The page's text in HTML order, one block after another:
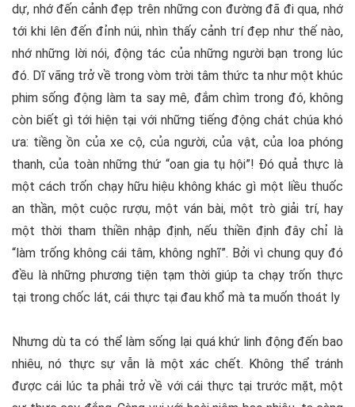
dự, nhớ đến cảnh đẹp trên những con đường đã đi qua, nhớ
tới khi lên đến đỉnh núi, nhìn thấy cảnh trí đẹp như thế nào,
nhớ những lời nói, động tác của những người bạn trong lúc
đó. Dĩ vãng trở về trong vòm trời tâm thức ta như một khúc
phim sống động làm ta say mê, đắm chìm trong đó, không
còn biết gì tới hiện tại với những tiếng động chát chúa khó
ưa: tiềng ồn của xe cộ, của người, của vật, của loa phóng
thanh, của toàn những thứ “oan gia tụ hội”! Đó quả thực là
một cách trốn chạy hữu hiệu không khác gì một liều thuốc
an thần, một cuộc rượu, một ván bài, một trò giải trí, hay
một thời tham thiền nhập định, nếu thiền định đây chỉ là
“làm trống không cái tâm, không nghĩ”. Bởi vì chung quy đó
đều là những phương tiện tạm thời giúp ta chạy trốn thực
tại trong chốc lát, cái thực tại đau khổ mà ta muốn thoát ly
Nhưng dù ta có thể làm sống lại quá khứ linh động đến bao
nhiêu, nó thực sự vẫn là một xác chết. Không thể tránh
được cái lúc ta phải trở về với cái thực tại trước mặt, một